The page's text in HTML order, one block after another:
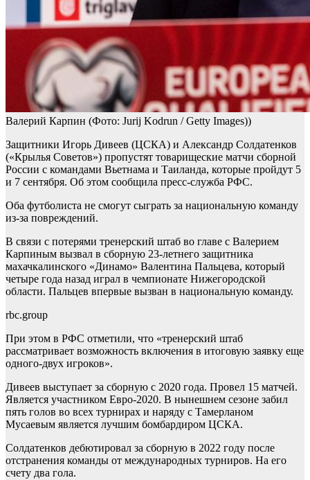
Валерий Карпин (Фото: Jurij Kodrun / Getty Images))
Защитники Игорь Дивеев (ЦСКА) и Александр Солдатенков
(«Крылья Советов») пропустят товарищеские матчи сборной
России с командами Вьетнама и Таиланда, которые пройдут 5
и 7 сентября. Об этом сообщила пресс-служба РФС.
Оба футболиста не смогут сыграть за национальную команду
из-за повреждений.
В связи с потерями тренерский штаб во главе с Валерием
Карпиным вызвал в сборную 23-летнего защитника
махачкалинского «Динамо» Валентина Пальцева, который
четыре года назад играл в чемпионате Нижегородской
области. Пальцев впервые вызван в национальную команду.
rbc.group
При этом в РФС отметили, что «тренерский штаб
рассматривает возможность включения в итоговую заявку еще
одного-двух игроков».
Дивеев выступает за сборную с 2020 года. Провел 15 матчей.
Является участником Евро-2020. В нынешнем сезоне забил
пять голов во всех турнирах и наряду с Тамерланом
Мусаевым является лучшим бомбардиром ЦСКА.
Солдатенков дебютировал за сборную в 2022 году после
отстранения команды от международных турниров. На его
счету два гола.